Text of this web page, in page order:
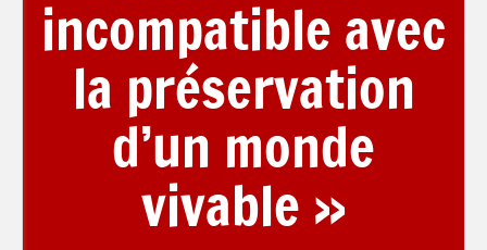
incompatible avec
la préservation
d’un monde
vivable »